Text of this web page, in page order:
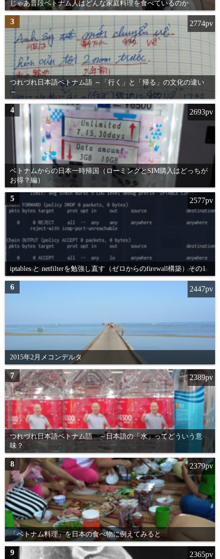
じゃあ普段ベトナム人はどんな家庭料理を食べているのか
3
つれづれ日本語ベトナム語 ～「行く」と「帰る」の文化の違い
～
2774pv
4
ベトナムからの日本一時帰国（ローミングとSIM購入はどっちが
お得？編）
2693pv
5
iptables と netfilterを勉強し直す（ゼロからのfirewall構築）その1
2577pv
6
2015年2月メコンデルタ
2447pv
7
つれづれ日本語ベトナム語 ～日本語の「水」ってどういう意
味？
2389pv
8
「ベトナム料理」を日本の食べ物に例えてみると
2379pv
9 2365pv